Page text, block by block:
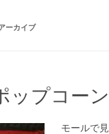
ーカイブ
ップコー
モールで